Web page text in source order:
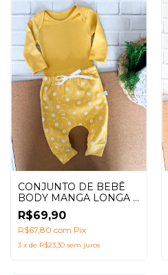
CONJUNTO DE BEBÊ
BODY MANGA LONGA +
CALÇA SARUEL
AMARELO COM
ESTAMPA CORRIDA BE
KIND
R$69,90
R$67,80 com Pix
3 x de R$23,30 sem juros